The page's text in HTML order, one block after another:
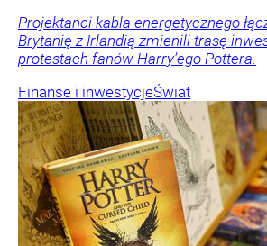
Projektanci kabla energetycznego
Brytanię z Irlandią zmienili trasę
protestach fanów Harry’ego Pottera.
Finanse i inwestycjeŚwiat